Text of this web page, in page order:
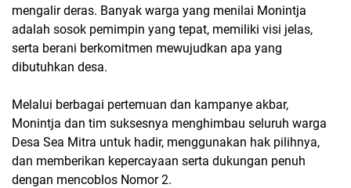
mengalir deras. Banyak warga yang menilai Monintja
adalah sosok pemimpin yang tepat, memiliki visi jelas,
serta berani berkomitmen mewujudkan apa yang
dibutuhkan desa.
Melalui berbagai pertemuan dan kampanye akbar,
Monintja dan tim suksesnya menghimbau seluruh warga
Desa Sea Mitra untuk hadir, menggunakan hak pilihnya,
dan memberikan kepercayaan serta dukungan penuh
dengan mencoblos Nomor 2.